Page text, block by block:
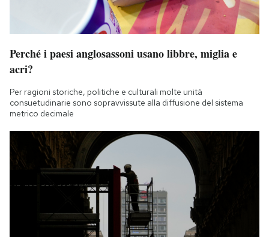
Perché i paesi anglosassoni usano libbre, miglia e
acri?
Per ragioni storiche, politiche e culturali molte unità
consuetudinarie sono sopravvissute alla diffusione del sistema
metrico decimale